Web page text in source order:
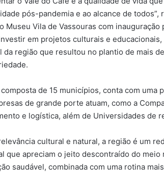
pós-pandemia e ao alcance de
Museu Vila de Vassouras com
em projetos culturais e
da região que resultou no plantio de mais
de 15 municípios, conta com uma
de grande porte atuam, como a
e logística, além de Universidades de
cultural e natural, a região é um
que apreciam o jeito descontraído do
saudável, combinada com uma rotina